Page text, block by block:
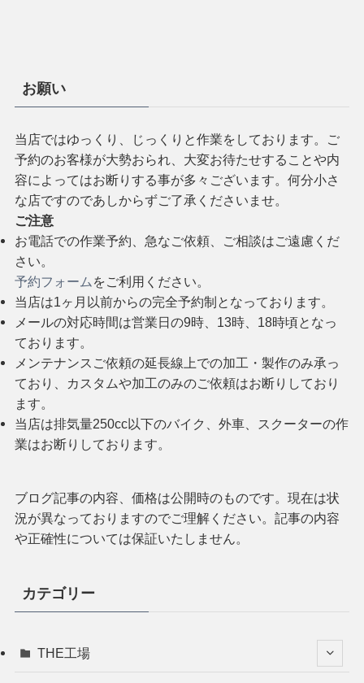
お願い
当店ではゆっくり、じっくりと作業をしております。ご
予約のお客様が大勢おられ、大変お待たせすることや内
容によってはお断りする事が多々ございます。何分小さ
な店ですのであしからずご了承くださいませ。
ご注意
お電話での作業予約、急なご依頼、ご相談はご遠慮くだ
さい。
予約フォーム をご利用ください。
当店は1ヶ月以前からの完全予約制となっております。
メールの対応時間は営業日の9時、13時、18時頃となっ
ております。
メンテナンスご依頼の延長線上での加工・製作のみ承っ
ており、カスタムや加工のみのご依頼はお断りしており
ます。
当店は排気量250cc以下のバイク、外車、スクーターの作
業はお断りしております。
ブログ記事の内容、価格は公開時のものです。現在は状
況が異なっておりますのでご理解ください。記事の内容
や正確性については保証いたしません。
カテゴリー
THE工場